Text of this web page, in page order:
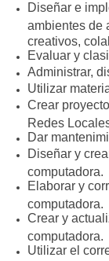
Diseñar e
ambientes de
creativos,
Evaluar y
Administrar,
Utilizar
Crear
Redes
Dar
Diseñar y
computadora.
Elaborar y
computadora.
Crear y
computadora.
Utilizar el